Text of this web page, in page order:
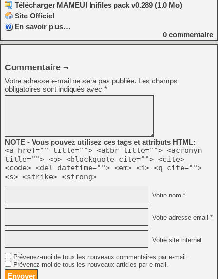
Télécharger MAMEUI Inifiles pack v0.289 (1.0 Mo)
Site Officiel
En savoir plus…
0 commentaire
Commentaire ¬
Votre adresse e-mail ne sera pas publiée. Les champs
obligatoires sont indiqués avec *
NOTE - Vous pouvez utilisez ces tags et attributs HTML:
<a href="" title=""> <abbr title=""> <acronym
title=""> <b> <blockquote cite=""> <cite>
<code> <del datetime=""> <em> <i> <q cite="">
<s> <strike> <strong>
Votre nom *
Votre adresse email *
Votre site internet
Prévenez-moi de tous les nouveaux commentaires par e-mail.
Prévenez-moi de tous les nouveaux articles par e-mail.